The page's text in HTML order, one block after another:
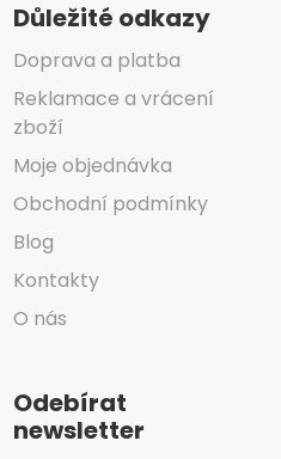
Důležité odkazy
Doprava a platba
Reklamace a vrácení
zboží
Moje objednávka
Obchodní podmínky
Blog
Kontakty
O nás
Odebírat
newsletter